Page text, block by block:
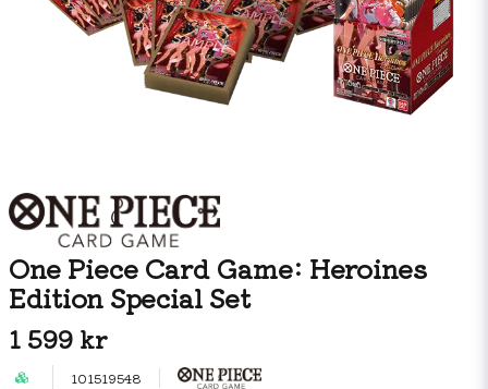
One Piece Card Game: Heroines
Edition Special Set
1 599 kr
101519548